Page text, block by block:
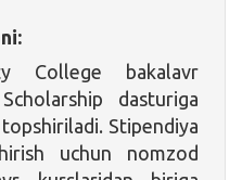
College bakalavr
dasturiga
Stipendiya
uchun nomzod